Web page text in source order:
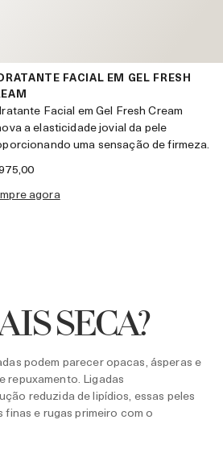
FACIAL EM GEL FRESH
Facial em Gel Fresh Cream
a elasticidade jovial da pele
uma sensação de firmeza.
agora
SECA?
podem parecer opacas, ásperas e
repuxamento. Ligadas
reduzida de lipídios, essas peles
finas e rugas primeiro com o